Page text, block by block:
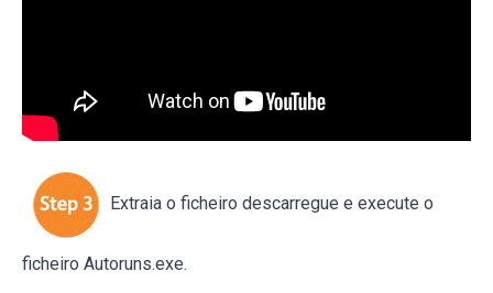
Extraia o ficheiro descarregue e execute o
ficheiro Autoruns.exe.